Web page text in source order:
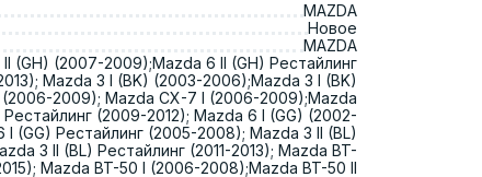
MAZDA
Новое
MAZDA
(GH) (2007-2009);Mazda 6 II (GH) Рестайлинг
Mazda 3 I (BK) (2003-2006);Mazda 3 I (BK)
(2006-2009); Mazda CX-7 I (2006-2009);Mazda
Рестайлинг (2009-2012); Mazda 6 I (GG) (2002-
I (GG) Рестайлинг (2005-2008); Mazda 3 II (BL)
3 II (BL) Рестайлинг (2011-2013); Mazda BT-
Mazda BT-50 I (2006-2008);Mazda BT-50 II